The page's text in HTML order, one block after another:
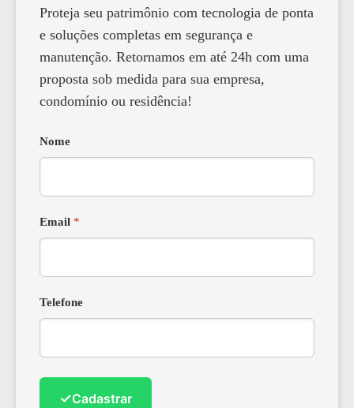
Proteja seu patrimônio com tecnologia de ponta
e soluções completas em segurança e
manutenção. Retornamos em até 24h com uma
proposta sob medida para sua empresa,
condomínio ou residência!
Nome
Email *
Telefone
✓Cadastrar